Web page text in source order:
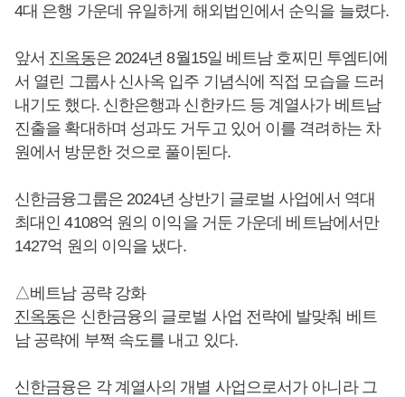
4대 은행 가운데 유일하게 해외법인에서 순익을 늘렸다.
앞서 진옥동은 2024년 8월15일 베트남 호찌민 투엠티에
서 열린 그룹사 신사옥 입주 기념식에 직접 모습을 드러
내기도 했다. 신한은행과 신한카드 등 계열사가 베트남
진출을 확대하며 성과도 거두고 있어 이를 격려하는 차
원에서 방문한 것으로 풀이된다.
신한금융그룹은 2024년 상반기 글로벌 사업에서 역대
최대인 4108억 원의 이익을 거둔 가운데 베트남에서만
1427억 원의 이익을 냈다.
△베트남 공략 강화
진옥동은 신한금융의 글로벌 사업 전략에 발맞춰 베트
남 공략에 부쩍 속도를 내고 있다.
신한금융은 각 계열사의 개별 사업으로서가 아니라 그